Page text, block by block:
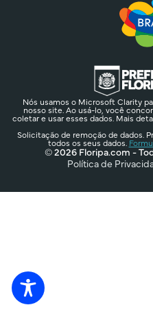
Nós usamos o Microsoft Clarity
nosso site. Ao usá-lo, você
coletar e usar esses dados. Mais
Solicitação de remoção de dados.
todos os seus dados.
© 2026 Floripa.com -
Política de